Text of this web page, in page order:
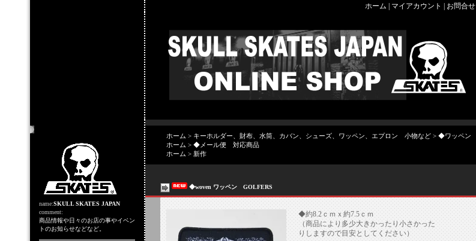
ホーム マイアカウント お問合せ
name:SKULL SKATES JAPAN
comment:
商品情報や日々のお店の事やイベン
トのお知らせなどなど。
ホーム > キーホルダー、財布、水筒、カバン、シューズ、ワッペン、エプロン 小物など > ◆ワッペン
ホーム > ◆メール便 対応商品
ホーム > 新作
◆woven ワッペン GOLFERS
◆約8.2ｃｍｘ約7.5ｃｍ
（商品により多少大きかったり小さかった
りしますので目安としてください）